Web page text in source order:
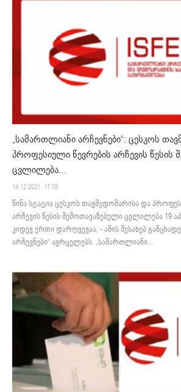
„სამართლიანი არჩევნები“: ცესკოს
პროფესიული წევრების არჩევის წესის
ცვლილება...
14.12.2021. 17:05
წინა სტატია ცესკოს თავმჯდომარისა და
არჩევის წესის შემოთავაზებული ცვლილება 19
კიდევ ერთი დარღვევაა, - ამის შესახებ
არჩევნები“ ავრცელებს. „სამართლიანი...